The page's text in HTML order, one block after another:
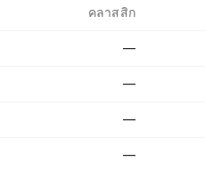
คลาสสิก
—
—
—
—